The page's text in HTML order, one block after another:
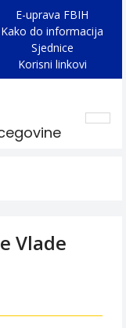
E-uprava FBIH
Kako do informacija
Sjednice
Korisni linkovi
Vlade